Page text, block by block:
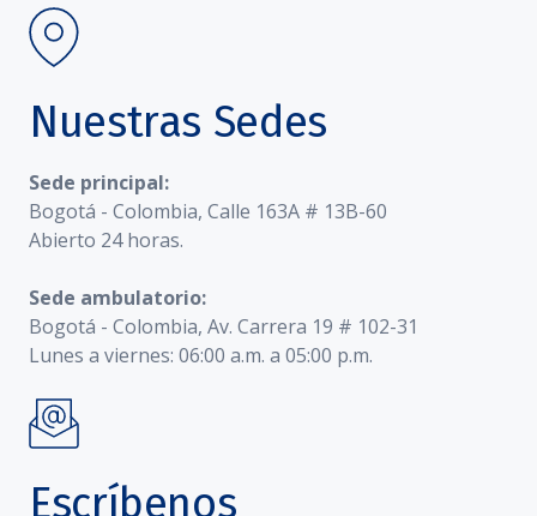
Nuestras Sedes
Sede principal:
Bogotá - Colombia, Calle 163A # 13B-60
Abierto 24 horas.
Sede ambulatorio:
Bogotá - Colombia, Av. Carrera 19 # 102-31
Lunes a viernes: 06:00 a.m. a 05:00 p.m.
Escríbenos